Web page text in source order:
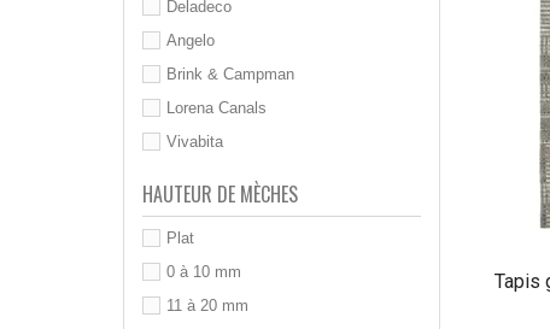
Deladeco
Angelo
Brink & Campman
Lorena Canals
Vivabita
HAUTEUR DE MÈCHES
Plat
0 à 10 mm
11 à 20 mm
Tapis